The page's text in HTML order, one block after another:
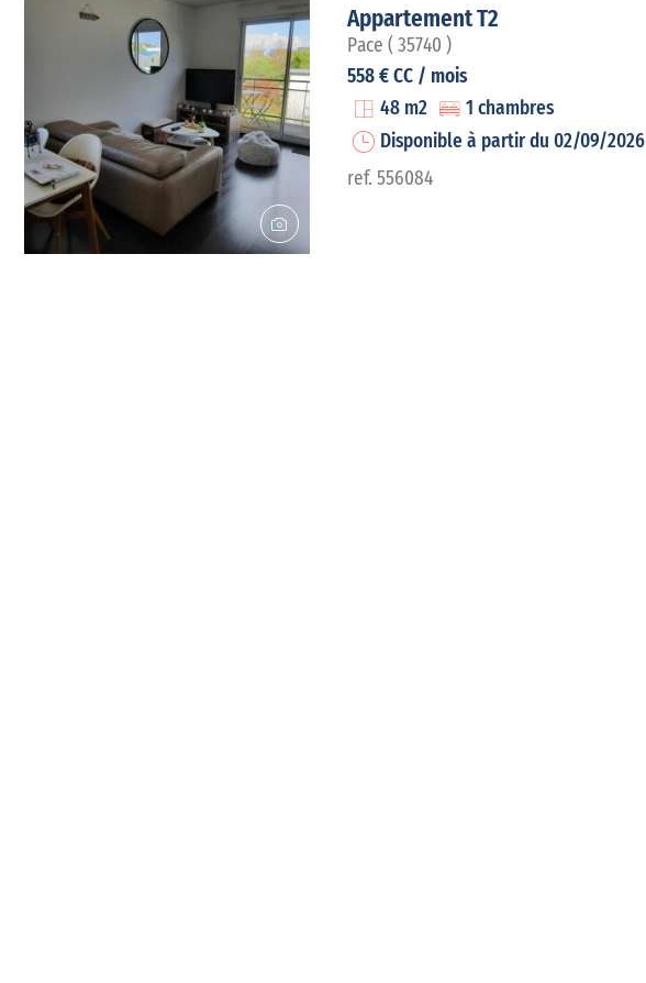
Appartement T2
Pace ( 35740 )
558 € CC / mois
48 m2
1 chambres
Disponible à partir du 02/09/2026
ref. 556084